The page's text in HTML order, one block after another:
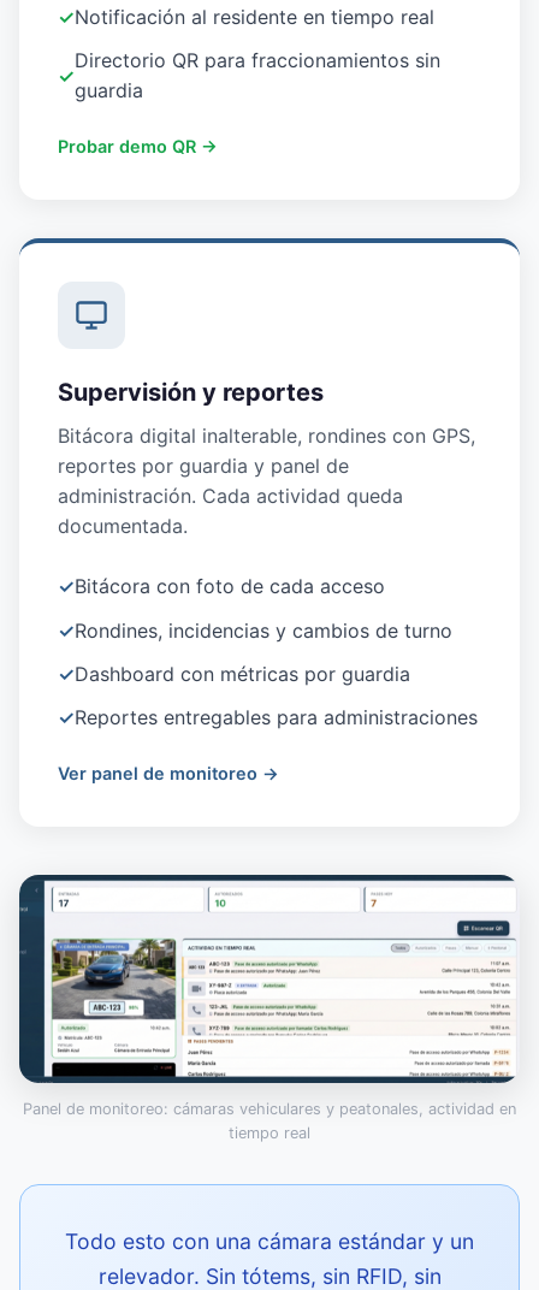
✓Notificación al residente en tiempo real
✓
Directorio QR para fraccionamientos sin
guardia
Probar demo QR →
Supervisión y reportes
Bitácora digital inalterable, rondines con GPS,
reportes por guardia y panel de
administración. Cada actividad queda
documentada.
✓Bitácora con foto de cada acceso
✓Rondines, incidencias y cambios de turno
✓Dashboard con métricas por guardia
✓Reportes entregables para administraciones
Ver panel de monitoreo →
Panel de monitoreo: cámaras vehiculares y peatonales, actividad en
tiempo real
Todo esto con una cámara estándar y un
relevador. Sin tótems, sin RFID, sin